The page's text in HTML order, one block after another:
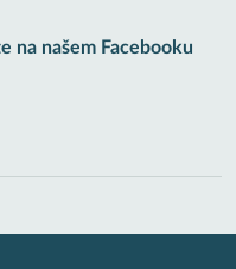
na našem Facebooku